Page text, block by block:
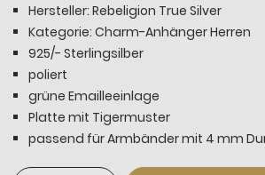
Hersteller: Rebeligion True Silver
Kategorie: Charm-Anhänger Herren
925/- Sterlingsilber
poliert
grüne Emailleeinlage
Platte mit Tigermuster
passend für Armbänder mit 4 mm